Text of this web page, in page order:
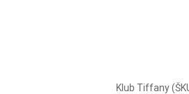
Klub Tiffany